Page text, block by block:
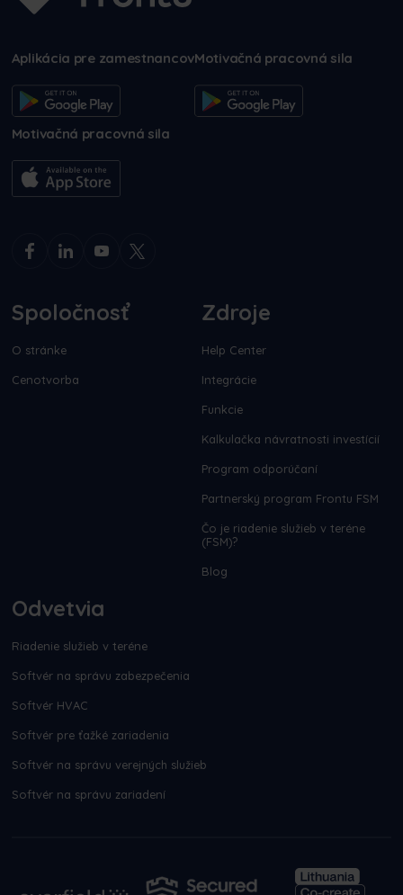
Aplikácia pre zamestnancovMotivačná pracovná sila
Motivačná pracovná sila
Spoločnosť
O stránke
Cenotvorba
Zdroje
Help Center
Integrácie
Funkcie
Kalkulačka návratnosti investícií
Program odporúčaní
Partnerský program Frontu FSM
Čo je riadenie služieb v teréne
(FSM)?
Blog
Odvetvia
Riadenie služieb v teréne
Softvér na správu zabezpečenia
Softvér HVAC
Softvér pre ťažké zariadenia
Softvér na správu verejných služieb
Softvér na správu zariadení